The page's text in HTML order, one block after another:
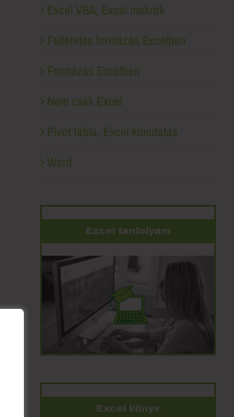
Excel VBA, Excel makrók
Feltételes formázás Excelben
Formázás Excelben
Nem csak Excel
Pivot tábla, Excel kimutatás
Word
Excel tanfolyam
Excel könyv